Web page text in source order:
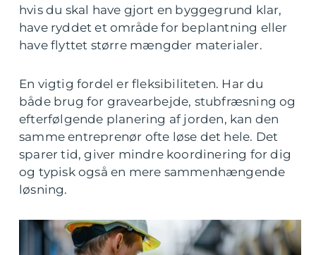
hvis du skal have gjort en byggegrund klar,
have ryddet et område for beplantning eller
have flyttet større mængder materialer.
En vigtig fordel er fleksibiliteten. Har du
både brug for gravearbejde, stubfræsning og
efterfølgende planering af jorden, kan den
samme entreprenør ofte løse det hele. Det
sparer tid, giver mindre koordinering for dig
og typisk også en mere sammenhængende
løsning.